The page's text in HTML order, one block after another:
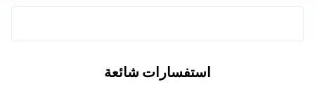
استفسارات شائعة